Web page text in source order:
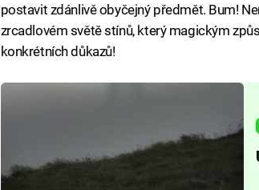
postavit zdánlivě obyčejný předmět. Bum!
zrcadlovém světě stínů, který magickým
konkrétních důkazů!